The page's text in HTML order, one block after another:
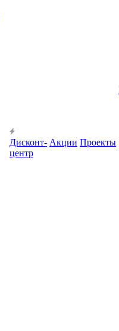
Дисконт-
центр
Акции Проекты